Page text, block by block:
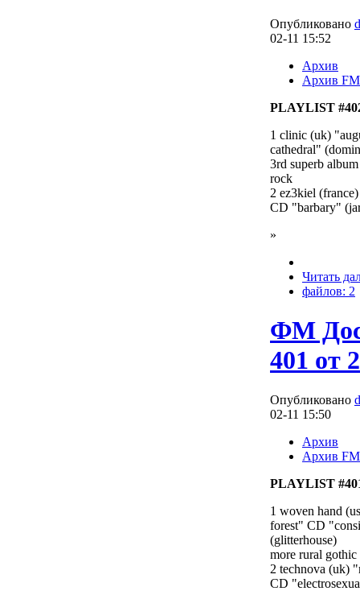
Опубликовано
02-11 15:52
Архив
Архив FM
PLAYLIST
1 clinic (uk)
cathedral"
3rd superb
rock
2 ez3kiel
CD "barbary"
»
Читать
файлов: 2
ФМ
401 от
Опубликовано
02-11 15:50
Архив
Архив FM
PLAYLIST
1 woven hand
forest" CD
(glitterhouse)
more rural
2 technova (uk)
CD